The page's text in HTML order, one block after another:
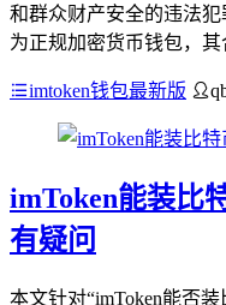
和群众财产安全的违法
为正规加密货币钱包，
imtoken钱包最新版
imToken能装比
有疑问
本文针对“imToken能否